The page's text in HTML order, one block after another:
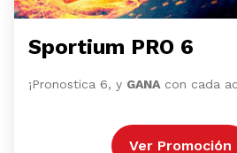
Sportium PRO 6
¡Pronostica 6, y GANA con cada
Ver Promoción